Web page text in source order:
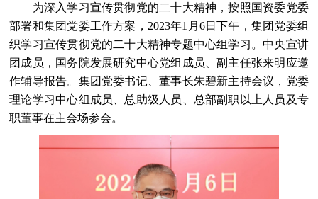
为深入学习宣传贯彻党的二十大精神，按照国资委党委
部署和集团党委工作方案，2023年1月6日下午，集团党委组
织学习宣传贯彻党的二十大精神专题中心组学习。中央宣讲
团成员，国务院发展研究中心党组成员、副主任张来明应邀
作辅导报告。集团党委书记、董事长朱碧新主持会议，党委
理论学习中心组成员、总助级人员、总部副职以上人员及专
职董事在主会场参会。